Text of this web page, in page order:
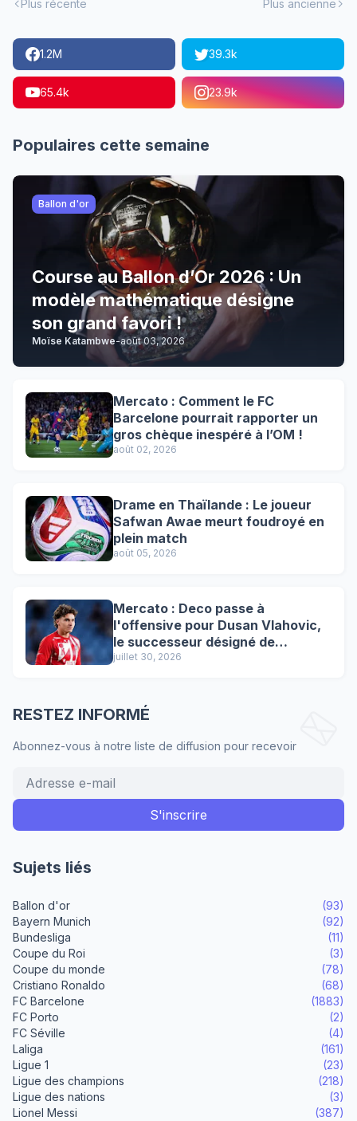
Plus récente Plus ancienne
1.2M 39.3k
65.4k 23.9k
Populaires cette semaine
Ballon d'or
Course au Ballon d’Or 2026 : Un
modèle mathématique désigne
son grand favori !
Moïse Katambwe-août 03, 2026
Mercato : Comment le FC
Barcelone pourrait rapporter un
gros chèque inespéré à l’OM !
août 02, 2026
Drame en Thaïlande : Le joueur
Safwan Awae meurt foudroyé en
plein match
août 05, 2026
Mercato : Deco passe à
l'offensive pour Dusan Vlahovic,
le successeur désigné de
Lewandowski !
juillet 30, 2026
RESTEZ INFORMÉ
Abonnez-vous à notre liste de diffusion pour recevoir
Sujets liés
Ballon d'or
(93)
Bayern Munich
(92)
Bundesliga
(11)
Coupe du Roi
(3)
Coupe du monde
(78)
Cristiano Ronaldo
(68)
FC Barcelone
(1883)
FC Porto
(2)
FC Séville
(4)
Laliga
(161)
Ligue 1
(23)
Ligue des champions
(218)
Ligue des nations
(3)
Lionel Messi
(387)